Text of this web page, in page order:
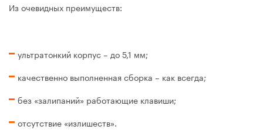
Из очевидных преимуществ:
ультратонкий корпус – до 5,1 мм;
качественно выполненная сборка – как всегда;
без «залипаний» работающие клавиши;
отсутствие «излишеств».